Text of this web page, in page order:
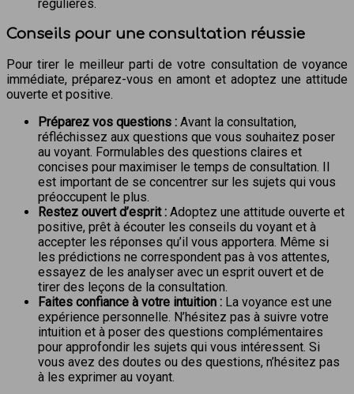
régulières.
Conseils pour une consultation réussie
Pour tirer le meilleur parti de votre consultation de voyance
immédiate, préparez-vous en amont et adoptez une attitude
ouverte et positive.
Préparez vos questions : Avant la consultation,
réfléchissez aux questions que vous souhaitez poser
au voyant. Formulables des questions claires et
concises pour maximiser le temps de consultation. Il
est important de se concentrer sur les sujets qui vous
préoccupent le plus.
Restez ouvert d’esprit : Adoptez une attitude ouverte et
positive, prêt à écouter les conseils du voyant et à
accepter les réponses qu’il vous apportera. Même si
les prédictions ne correspondent pas à vos attentes,
essayez de les analyser avec un esprit ouvert et de
tirer des leçons de la consultation.
Faites confiance à votre intuition : La voyance est une
expérience personnelle. N’hésitez pas à suivre votre
intuition et à poser des questions complémentaires
pour approfondir les sujets qui vous intéressent. Si
vous avez des doutes ou des questions, n’hésitez pas
à les exprimer au voyant.